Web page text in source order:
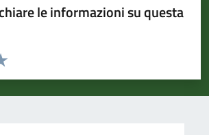
le informazioni su questa
pagina
5 stelle su 5
4 stelle su 5
su 5
su 5
5